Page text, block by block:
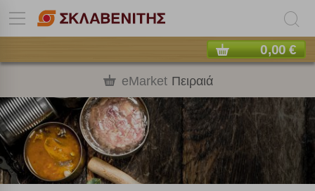
0,00 €
eMarket Πειραιά